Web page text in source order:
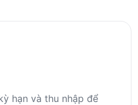
hạn và thu nhập để